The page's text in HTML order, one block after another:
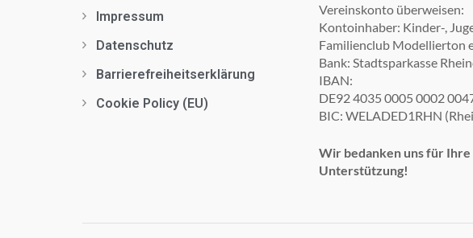
Impressum
Datenschutz
Barrierefreiheitserklärung
Cookie Policy (EU)
Vereinskonto überweisen:
Kontoinhaber: Kinder-,
Familienclub Modellierton
Bank: Stadtsparkasse
IBAN:
DE92 4035 0005 0002
BIC: WELADED1RHN
Wir bedanken uns für Ihre
Unterstützung!